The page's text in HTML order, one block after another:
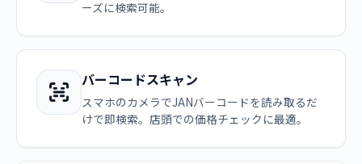
ーズに検索可能。
バーコードスキャン
スマホのカメラでJANバーコードを読み取るだ
けで即検索。店頭での価格チェックに最適。